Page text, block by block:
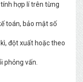
hợp lí trên từng
toán, bảo mật số
đột xuất hoặc theo
phỏng vấn.